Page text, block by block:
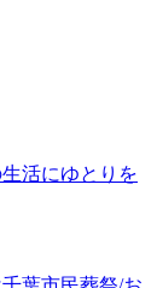
活にゆとりを